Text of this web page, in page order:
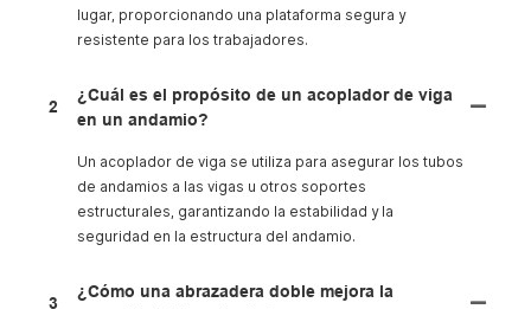
lugar, proporcionando una plataforma segura y
resistente para los trabajadores.
2
¿Cuál es el propósito de un acoplador de viga
en un andamio?
Un acoplador de viga se utiliza para asegurar los tubos
de andamios a las vigas u otros soportes
estructurales, garantizando la estabilidad y la
seguridad en la estructura del andamio.
3
¿Cómo una abrazadera doble mejora la